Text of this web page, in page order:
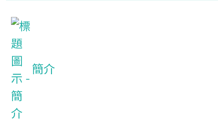
簡介